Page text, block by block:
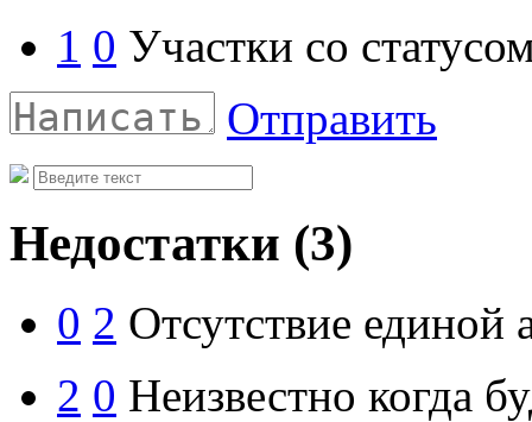
1 0 Участки со
Отправить
Недостатки (3)
0 2 Отсутствие единой
2 0 Неизвестно когда